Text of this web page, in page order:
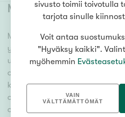
Asuntotyyppi
Kerros-/luhtitalo
Rivitalo/paritalo
Omakoti-/erillistalo
Maa- tai metsätila
Myytävät
Meiltä löydät myytävät
yhdessä tasossa olevista
useamman kerroksen
omakotitalokohteet ja erittäin
kiinteistönvälittäjien verkosto
on hyvä paikallinen
omakotitalossa asuminen
sivusto toimii toivotulla
tarjota sinulle
Voit antaa
"Hyväksy kaikki".
myöhemmin
VAIN
VÄLTTÄMÄTTÖMÄT